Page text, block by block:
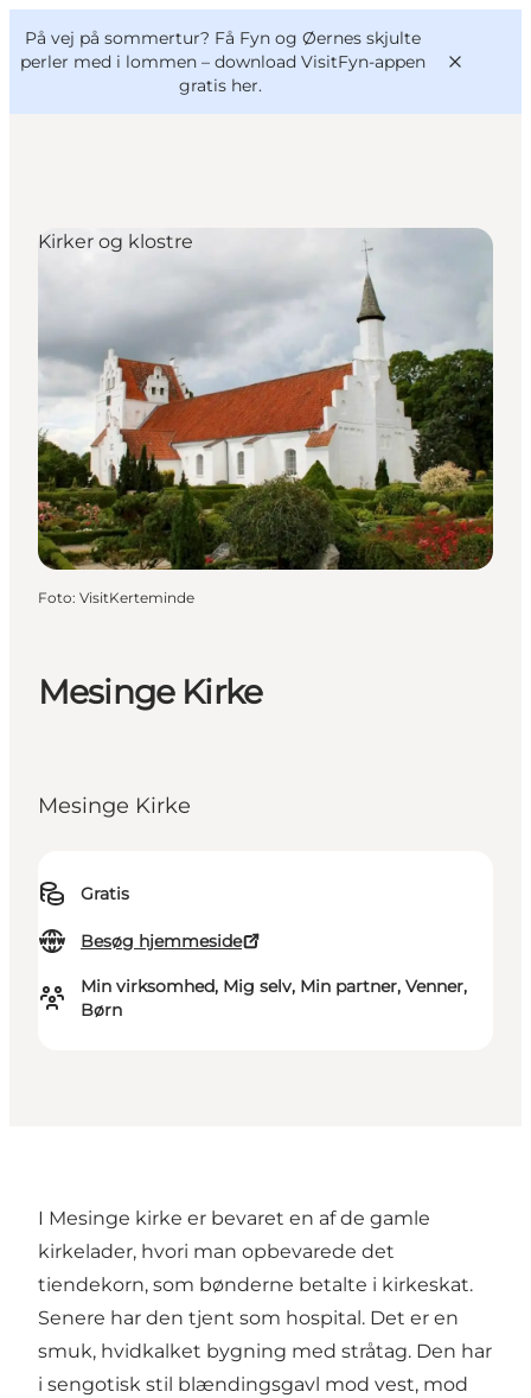
På vej på sommertur? Få Fyn og Øernes skjulte
perler med i lommen – download VisitFyn-appen
gratis her.
Oplevelser
Mad og drikke
Overnatning
Book lokale oplevelser
VisitFyn
Deutsch
Mesinge Kirke
Mesinge Kirke
Gratis
Besøg hjemmeside
Min virksomhed, Mig selv, Min partner, Venner,
Børn
Kirker og klostre
Foto: VisitKerteminde
I Mesinge kirke er bevaret en af de gamle
kirkelader, hvori man opbevarede det
tiendekorn, som bønderne betalte i kirkeskat.
Senere har den tjent som hospital. Det er en
smuk, hvidkalket bygning med stråtag. Den har
i sengotisk stil blændingsgavl mod vest, mod